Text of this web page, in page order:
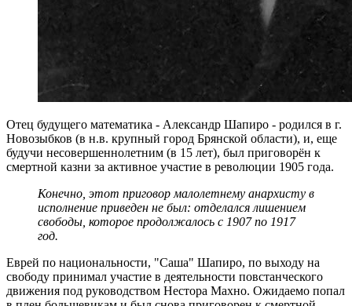
Отец будущего математика - Александр Шапиро - родился в г.
Новозыбков (в н.в. крупный город Брянской области), и, еще
будучи несовершеннолетним (в 15 лет), был приговорён к
смертной казни за активное участие в революции 1905 года.
Конечно, этот приговор малолетнему анархисту в
исполнение приведен не был: отделался лишением
свободы, которое продолжалось с 1907 по 1917
год.
Еврей по национальности, "Саша" Шапиро, по выходу на
свободу принимал участие в деятельности повстанческого
движения под руководством Нестора Махно. Ожидаемо попал